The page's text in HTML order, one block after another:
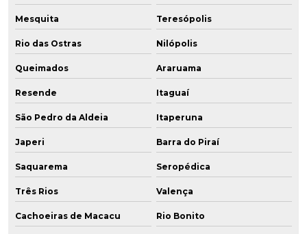
Mesquita Teresópolis
Rio das Ostras Nilópolis
Queimados Araruama
Resende Itaguaí
São Pedro da Aldeia Itaperuna
Japeri Barra do Piraí
Saquarema Seropédica
Três Rios Valença
Cachoeiras de Macacu Rio Bonito